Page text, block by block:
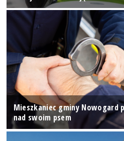
Mieszkaniec gminy Nowogard
nad swoim psem